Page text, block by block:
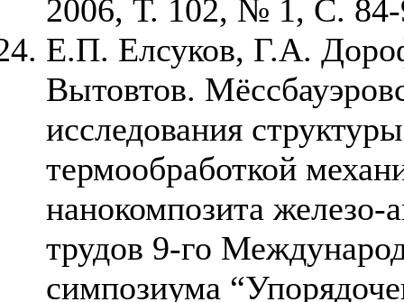
2006, Т. 102, № 1, С.
Е.П. Елсуков, Г.А.
Вытовтов.
исследования
термообработкой
нанокомпозита
трудов 9-го
симпозиума